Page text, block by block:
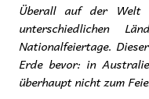
Überall auf der
unterschiedlichen
Nationalfeiertage.
Erde bevor: in
überhaupt nicht zum